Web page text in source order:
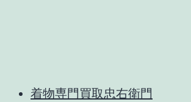
着物専門買取忠右衛門